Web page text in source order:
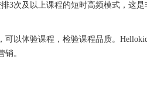
次及以上课程的短时高频模式，这是
以体验课程，检验课程品质。
。